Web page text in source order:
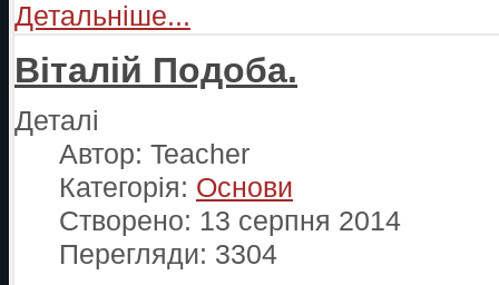
Детальніше...
Віталій Подоба.
Деталі
Автор: Teacher
Категорія: Основи
Створено: 13 серпня 2014
Перегляди: 3304